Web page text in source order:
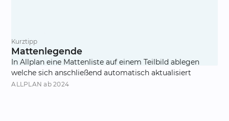
Kurztipp
Mattenlegende
In Allplan eine Mattenliste auf einem Teilbild ablegen
welche sich anschließend automatisch aktualisiert
ALLPLAN ab 2024